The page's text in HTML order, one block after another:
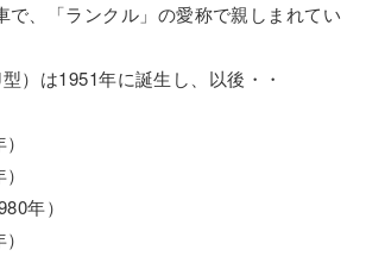
で、「ランクル」の愛称で親しまれてい
）は1951年に誕生し、以後・・
年）